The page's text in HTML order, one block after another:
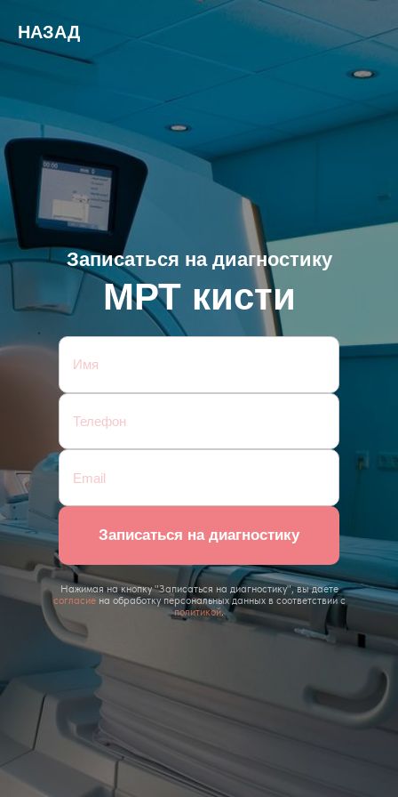
НАЗАД
МРТ кисти
Нажимая на кнопку "Записаться на диагностику", вы даете
согласиена обработку персональных данных в соответствии с
политикой.
Записаться на диагностику
Записаться на диагностику